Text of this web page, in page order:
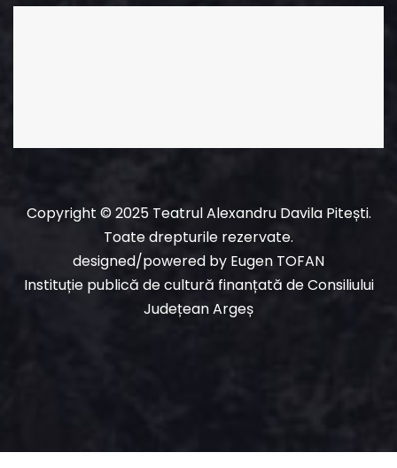
Copyright © 2025 Teatrul Alexandru Davila Pitești.
Toate drepturile rezervate.
designed/powered by Eugen TOFAN
Instituție publică de cultură finanțată de Consiliului
Județean Argeș